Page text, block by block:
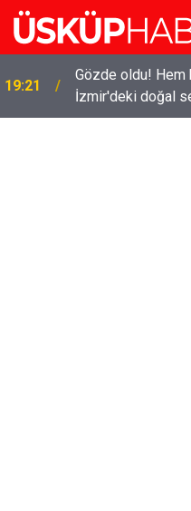
19:21
Gözde oldu! Hem
İzmir'deki doğal